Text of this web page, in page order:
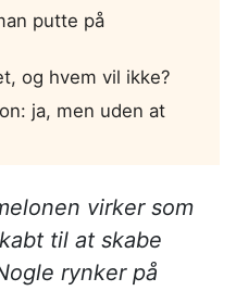
putte på
og hvem vil ikke?
ja, men uden at
virker som
til at skabe
rynker på